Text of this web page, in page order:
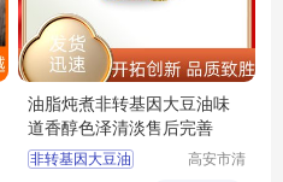
油脂炖煮非转基因大豆油味
道香醇色泽清淡售后完善
非转基因大豆油
高安市清